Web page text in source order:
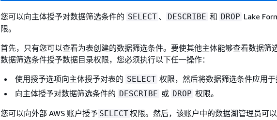
您可以向主体授予对数据筛选条件的 SELECT 、 DESCRIBE 和 DROP Lake
限。
首先，只有您可以查看为表创建的数据筛选条件。要使其他主体能够查看数据筛
数据筛选条件授予数据目录权限，您必须执行以下任一操作：
使用授予选项向主体授予对表的 SELECT 权限，然后将数据筛选条件应用于
向主体授予对数据筛选条件的 DESCRIBE 或 DROP 权限。
您可以向外部 AWS 账户授予 SELECT权限。然后，该账户中的数据湖管理员可